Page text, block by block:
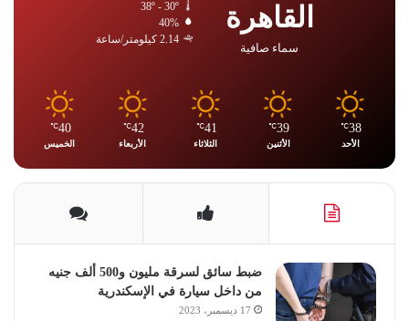
القاهرة
سماء صافية
38º - 30º
40%
2.14 كيلومتر/ساعة
38
℃
الأحد
39
℃
الأثنين
41
℃
الثلاثاء
42
℃
الأربعاء
40
℃
الخميس
ضبط سائق لسرقة مليون و500 ألف جنيه
من داخل سيارة في الإسكندرية
17 ديسمبر، 2023